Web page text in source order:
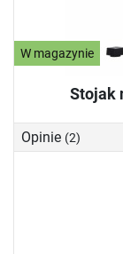
W magazynie
Stojak
Opinie (2)